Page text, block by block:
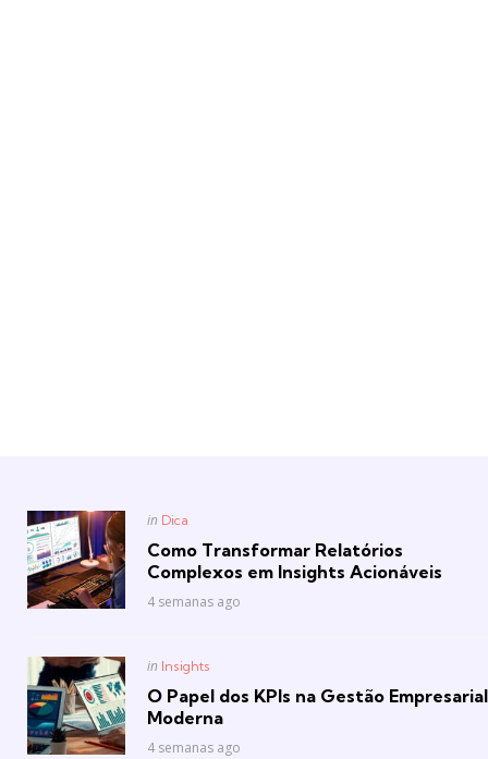
Posted
in Dica
Como Transformar Relatórios
Complexos em Insights Acionáveis
4 semanas ago
Posted
in Insights
O Papel dos KPIs na Gestão Empresarial
Moderna
4 semanas ago